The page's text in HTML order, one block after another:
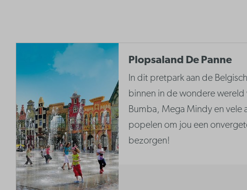
Plopsaland De Panne
In dit pretpark aan de
binnen in de wondere wereld
Bumba, Mega Mindy en vele
popelen om jou een
bezorgen!